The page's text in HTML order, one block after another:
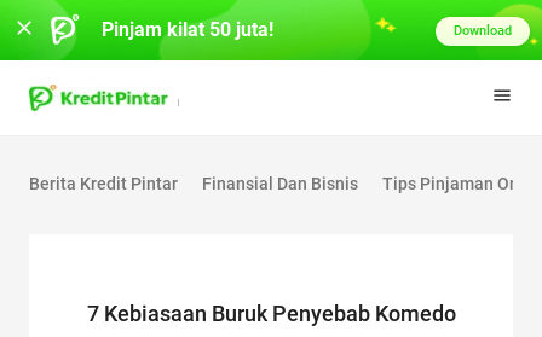
Berita Kredit Pintar Finansial Dan Bisnis Tips Pinjaman
7 Kebiasaan Buruk Penyebab Komedo
Pinjam kilat 50 juta! Download